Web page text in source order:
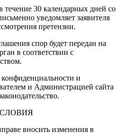
течение 30 календарных дней со
уведомляет заявителя
претензии.
спор будет передан на
в соответствии с
и
и Администрацией сайта
вносить изменения в